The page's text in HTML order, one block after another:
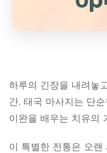
하루의 긴장을 내려놓
간. 태국 마사지는 단순
이완을 배우는 치유의
이 특별한 전통은 오랜